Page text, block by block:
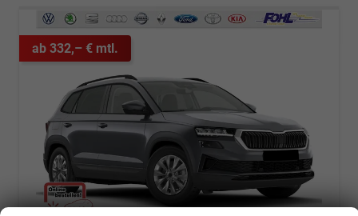
ab 332,– € mtl.